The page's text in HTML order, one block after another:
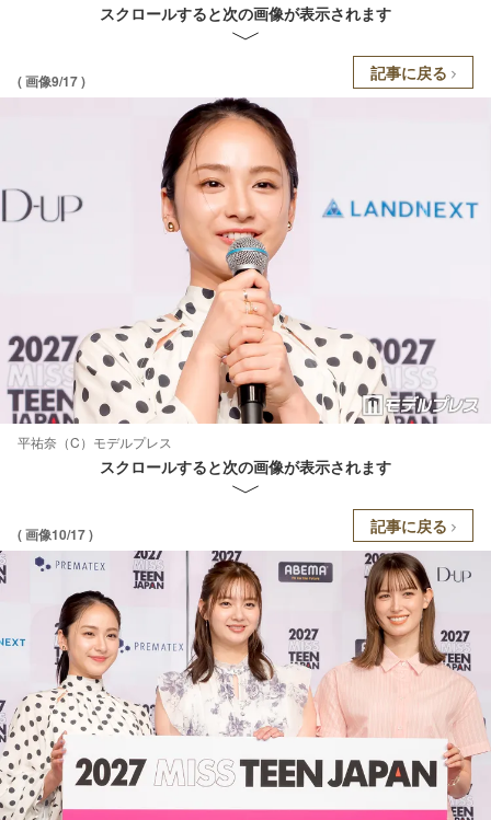
スクロールすると次の画像が表示されます
( 画像9/17 ) 記事に戻る
平祐奈（C）モデルプレス
スクロールすると次の画像が表示されます
( 画像10/17 ) 記事に戻る